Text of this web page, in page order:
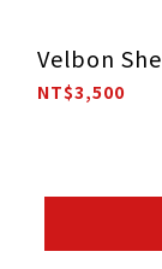
NT$3,500